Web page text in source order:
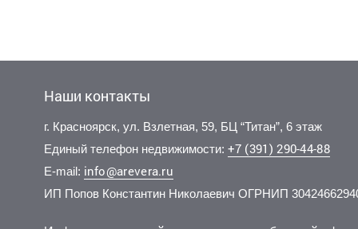
11 000 000 руб. 141 753 руб./м 2
2-комн.
6 200
4-комн.
4 500 000 руб. 138 462 руб./м2
1-комн.
3 870
1-комн.
Наши контакты
г. Красноярск, ул. Взлетная, 59, БЦ “Титан”, 6 этаж
Единый телефон недвижимости: +7 (391) 290-44-88
E-mail: info@arevera.ru
ИП Попов Константин Николаевич ОГРНИП